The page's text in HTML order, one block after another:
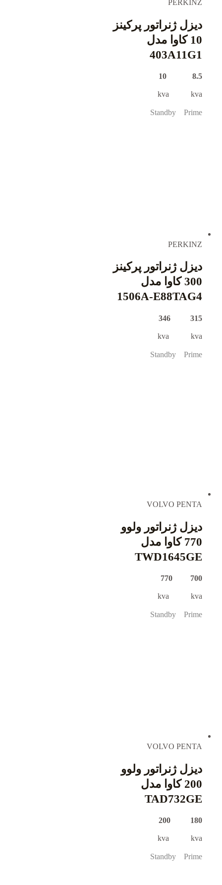
PERKINZ
دیزل ژنراتور پرکینز
10 کاوا مدل
403A11G1
8.5 10
kva kva
Standby Prime
PERKINZ
دیزل ژنراتور پرکینز
300 کاوا مدل
1506A-E88TAG4
315 346
kva kva
Standby Prime
VOLVO PENTA
دیزل ژنراتور ولوو
770 کاوا مدل
TWD1645GE
700 770
kva kva
Standby Prime
VOLVO PENTA
دیزل ژنراتور ولوو
200 کاوا مدل
TAD732GE
180 200
kva kva
Standby Prime